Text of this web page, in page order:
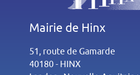
Mairie de Hinx
51, route de Gamarde
40180 - HINX